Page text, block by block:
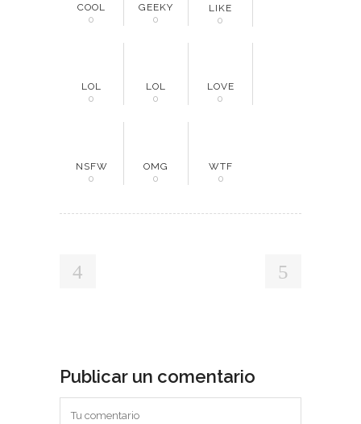
COOL
0
GEEKY
0
LIKE
0
LOL
0
LOL
0
LOVE
0
NSFW
0
OMG
0
WTF
0
Publicar un comentario